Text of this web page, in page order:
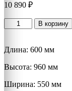
10 890 ₽
Количество
товара
полубарный
В корзину
Длина: 600 мм
Высота: 960 мм
Ширина: 550 мм